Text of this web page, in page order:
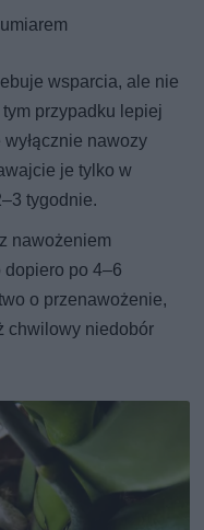
wsparcia, ale nie
przypadku lepiej
nawozy
je tylko w
tygodnie.
nawożeniem
po 4–6
o przenawożenie,
chwilowy niedobór